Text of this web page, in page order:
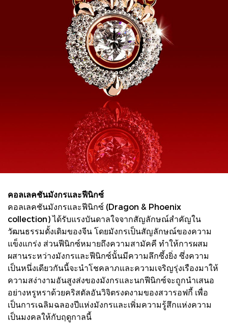
คอลเลคชันมังกรและฟีนิกซ์
คอลเลคชันมังกรและฟีนิกซ์ (Dragon & Phoenix
collection) ได้รับแรงบันดาลใจจากสัญลักษณ์สำคัญใน
วัฒนธรรมดั้งเดิมของจีน โดยมังกรเป็นสัญลักษณ์ของความ
แข็งแกร่ง ส่วนฟีนิกซ์หมายถึงความสามัคคี ทำให้การผสม
ผสานระหว่างมังกรและฟีนิกซ์นั้นมีความลึกซึ้งยิ่ง ซึ่งความ
เป็นหนึ่งเดียวกันนี้จะนำโชคลาภและความเจริญรุ่งเรืองมาให้
ความสง่างามอันสูงส่งของมังกรและนกฟีนิกซ์จะถูกนำเสนอ
อย่างหรูหราด้วยคริสตัลอันวิจิตรงดงามของสวารอฟกี้ เพื่อ
เป็นการเฉลิมฉลองปีแห่งมังกรและเพิ่มความรู้สึกแห่งความ
เป็นมงคลให้กับฤดูกาลนี้